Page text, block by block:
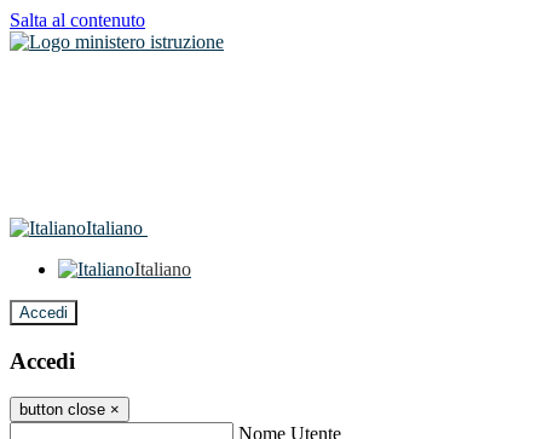
Salta al contenuto
Italiano
Italiano
Accedi
Accedi
button close ×
Nome Utente